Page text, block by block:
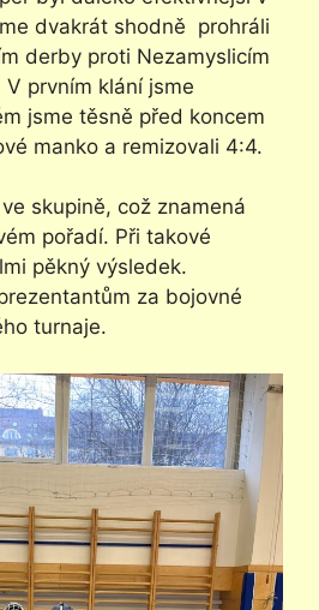
dvakrát shodně prohráli
derby proti Nezamyslicím
prvním klání jsme
jsme těsně před koncem
manko a remizovali 4:4.
skupině, což znamená
pořadí. Při takové
pěkný výsledek.
za bojovné
turnaje.